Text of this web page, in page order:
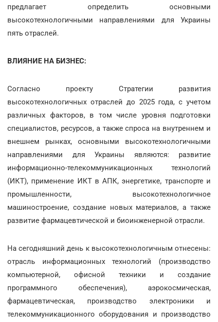
предлагает определить основными
высокотехнологичными направлениями для Украины
пять отраслей.
ВЛИЯНИЕ НА БИЗНЕС:
Согласно проекту Стратегии развития
высокотехнологичных отраслей до 2025 года, с учетом
различных факторов, в том числе уровня подготовки
специалистов, ресурсов, а также спроса на внутреннем и
внешнем рынках, основными высокотехнологичными
направлениями для Украины являются: развитие
информационно-телекоммуникационных технологий
(ИКТ), применение ИКТ в АПК, энергетике, транспорте и
промышленности, высокотехнологичное
машиностроение, создание новых материалов, а также
развитие фармацевтической и биоинженерной отрасли.
На сегодняшний день к высокотехнологичным отнесены:
отрасль информационных технологий (производство
компьютерной, офисной техники и создание
программного обеспечения), аэрокосмическая,
фармацевтическая, производство электроники и
телекоммуникационного оборудования и производство